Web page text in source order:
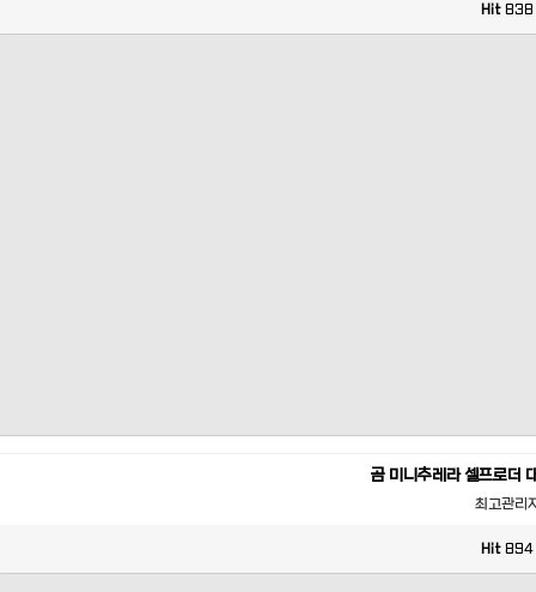
Hit 838
곰 미니추레라 셀프로더
최고관리
Hit 894